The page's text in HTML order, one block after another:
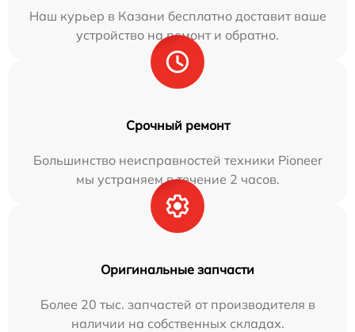
Наш курьер в Казани бесплатно доставит ваше
устройство на ремонт и обратно.
Срочный ремонт
Большинство неисправностей техники Pioneer
мы устраняем в течение 2 часов.
Оригинальные запчасти
Более 20 тыс. запчастей от производителя в
наличии на собственных складах.